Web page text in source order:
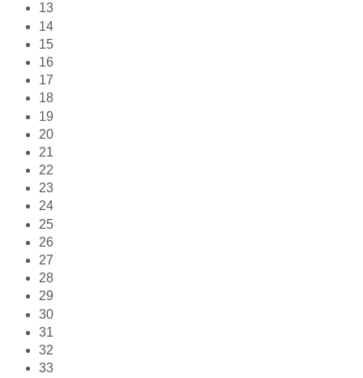
13
14
15
16
17
18
19
20
21
22
23
24
25
26
27
28
29
30
31
32
33